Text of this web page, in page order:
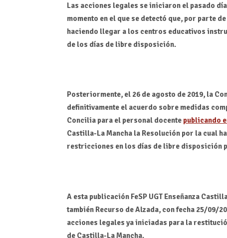
Las acciones legales se iniciaron el pasado
momento en el que se detectó que, por parte
haciendo llegar a los centros educativos
de los días de libre disposición.
Posteriormente, el 26 de agosto de 2019, la
definitivamente el acuerdo sobre medidas
Concilia para el personal docente publicando
Castilla-La Mancha la Resolución por la cual
restricciones en los días de libre disposición
A esta publicación FeSP UGT Enseñanza
también Recurso de Alzada, con fecha 25/09/
acciones legales ya iniciadas para la
de Castilla-La Mancha.